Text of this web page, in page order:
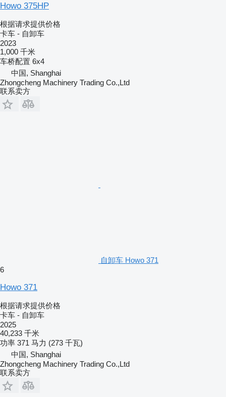
Howo 375HP
根据请求提供价格
卡车 - 自卸车
2023
1,000 千米
车桥配置 6x4
中国, Shanghai
Zhongcheng Machinery Trading Co.,Ltd
联系卖方
自卸车 Howo 371
6
Howo 371
根据请求提供价格
卡车 - 自卸车
2025
40,233 千米
功率 371 马力 (273 千瓦)
中国, Shanghai
Zhongcheng Machinery Trading Co.,Ltd
联系卖方